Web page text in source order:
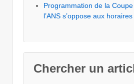
Programmation de la
l’ANS s’oppose aux
Chercher un